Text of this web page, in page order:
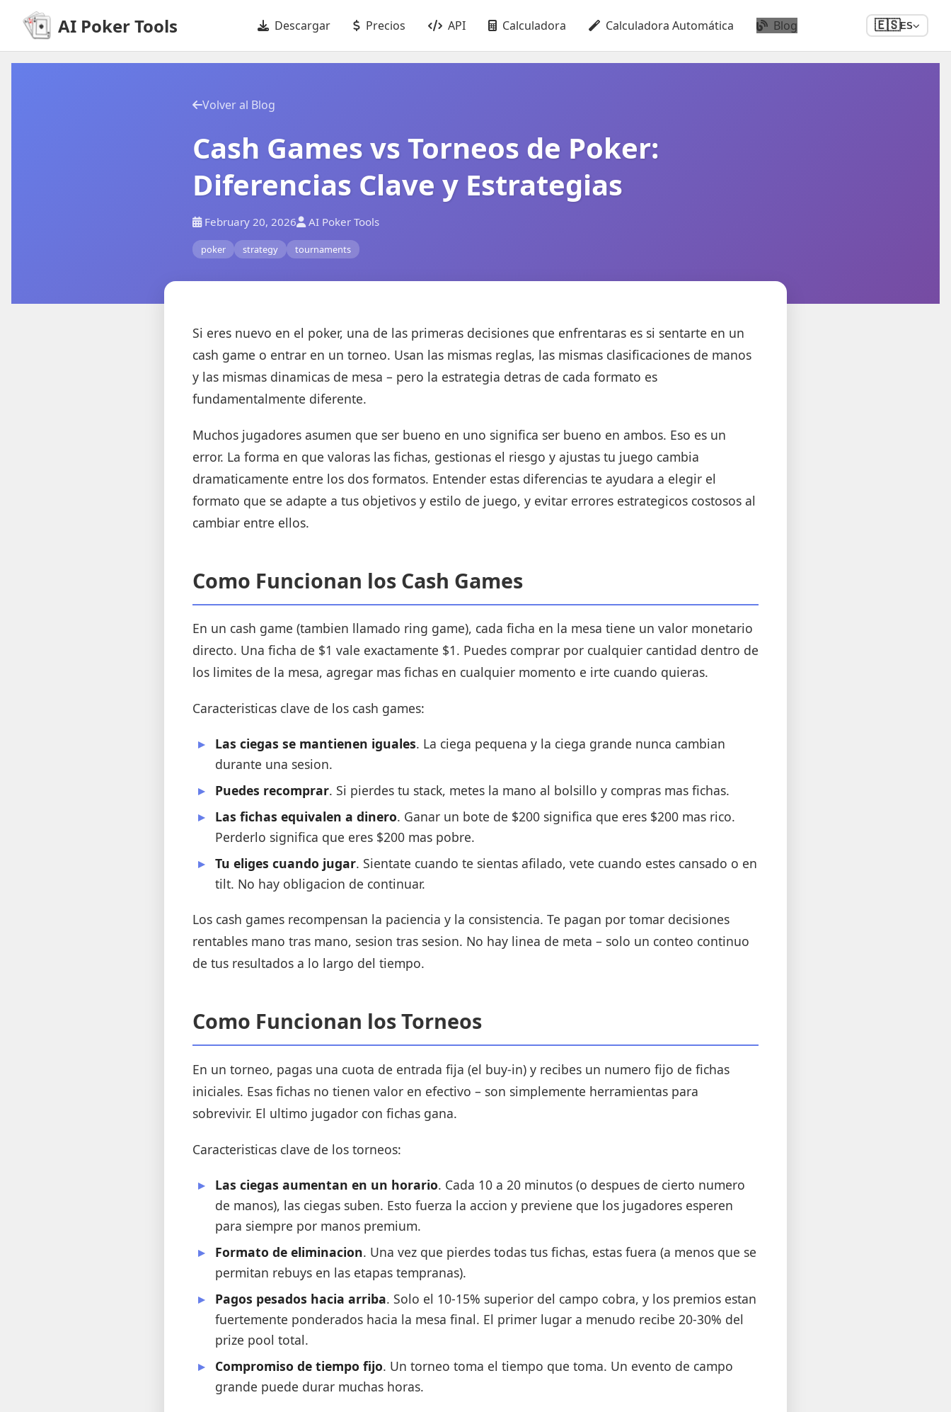
AI Poker Tools Descargar Precios API Calculadora Calculadora Automática Blog 🇪🇸ES
Volver al Blog
Cash Games vs Torneos de Poker:
Diferencias Clave y Estrategias
February 20, 2026 AI Poker Tools
poker strategy tournaments
Si eres nuevo en el poker, una de las primeras decisiones que enfrentaras es si sentarte en un
cash game o entrar en un torneo. Usan las mismas reglas, las mismas clasificaciones de manos
y las mismas dinamicas de mesa – pero la estrategia detras de cada formato es
fundamentalmente diferente.
Muchos jugadores asumen que ser bueno en uno significa ser bueno en ambos. Eso es un
error. La forma en que valoras las fichas, gestionas el riesgo y ajustas tu juego cambia
dramaticamente entre los dos formatos. Entender estas diferencias te ayudara a elegir el
formato que se adapte a tus objetivos y estilo de juego, y evitar errores estrategicos costosos al
cambiar entre ellos.
Como Funcionan los Cash Games
En un cash game (tambien llamado ring game), cada ficha en la mesa tiene un valor monetario
directo. Una ficha de $1 vale exactamente $1. Puedes comprar por cualquier cantidad dentro de
los limites de la mesa, agregar mas fichas en cualquier momento e irte cuando quieras.
Caracteristicas clave de los cash games:
Las ciegas se mantienen iguales. La ciega pequena y la ciega grande nunca cambian
durante una sesion.
Puedes recomprar. Si pierdes tu stack, metes la mano al bolsillo y compras mas fichas.
Las fichas equivalen a dinero. Ganar un bote de $200 significa que eres $200 mas rico.
Perderlo significa que eres $200 mas pobre.
Tu eliges cuando jugar. Sientate cuando te sientas afilado, vete cuando estes cansado o en
tilt. No hay obligacion de continuar.
Los cash games recompensan la paciencia y la consistencia. Te pagan por tomar decisiones
rentables mano tras mano, sesion tras sesion. No hay linea de meta – solo un conteo continuo
de tus resultados a lo largo del tiempo.
Como Funcionan los Torneos
En un torneo, pagas una cuota de entrada fija (el buy-in) y recibes un numero fijo de fichas
iniciales. Esas fichas no tienen valor en efectivo – son simplemente herramientas para
sobrevivir. El ultimo jugador con fichas gana.
Caracteristicas clave de los torneos:
Las ciegas aumentan en un horario. Cada 10 a 20 minutos (o despues de cierto numero
de manos), las ciegas suben. Esto fuerza la accion y previene que los jugadores esperen
para siempre por manos premium.
Formato de eliminacion. Una vez que pierdes todas tus fichas, estas fuera (a menos que se
permitan rebuys en las etapas tempranas).
Pagos pesados hacia arriba. Solo el 10-15% superior del campo cobra, y los premios estan
fuertemente ponderados hacia la mesa final. El primer lugar a menudo recibe 20-30% del
prize pool total.
Compromiso de tiempo fijo. Un torneo toma el tiempo que toma. Un evento de campo
grande puede durar muchas horas.